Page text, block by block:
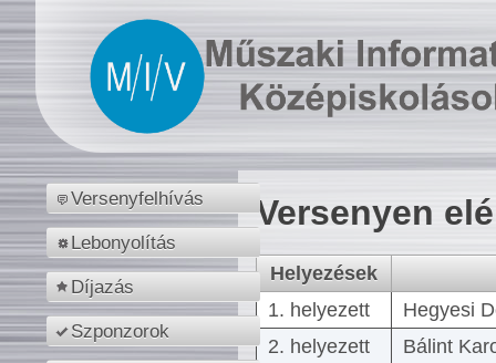
Versenyfelhívás
Lebonyolítás
Díjazás
Szponzorok
Versenyen
Helyezések
1. helyezett
Hegyesi
2. helyezett
Bálint